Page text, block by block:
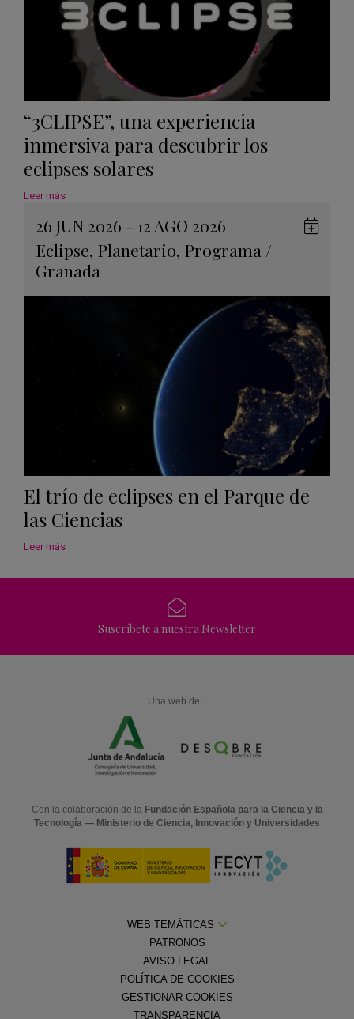
“3CLIPSE”, una experiencia
inmersiva para descubrir los
eclipses solares
Leer más
26 JUN 2026 - 12 AGO 2026
Eclipse, Planetario, Programa /
Granada
El trío de eclipses en el Parque de
las Ciencias
Leer más
Suscríbete a nuestra Newsletter
Una web de:
Con la colaboración de la Fundación Española para la Ciencia y la
Tecnología — Ministerio de Ciencia, Innovación y Universidades
WEB TEMÁTICAS
PATRONOS
AVISO LEGAL
POLÍTICA DE COOKIES
GESTIONAR COOKIES
TRANSPARENCIA